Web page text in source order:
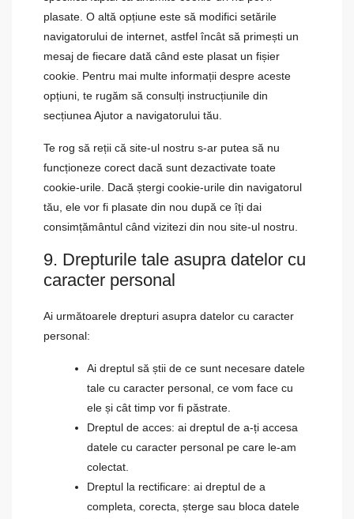
plasate. O altă opțiune este să modifici setările
navigatorului de internet, astfel încât să primești un
mesaj de fiecare dată când este plasat un fișier
cookie. Pentru mai multe informații despre aceste
opțiuni, te rugăm să consulți instrucțiunile din
secțiunea Ajutor a navigatorului tău.
Te rog să reții că site-ul nostru s-ar putea să nu
funcționeze corect dacă sunt dezactivate toate
cookie-urile. Dacă ștergi cookie-urile din navigatorul
tău, ele vor fi plasate din nou după ce îți dai
consimțământul când vizitezi din nou site-ul nostru.
9. Drepturile tale asupra datelor cu
caracter personal
Ai următoarele drepturi asupra datelor cu caracter
personal:
Ai dreptul să știi de ce sunt necesare datele
tale cu caracter personal, ce vom face cu
ele și cât timp vor fi păstrate.
Dreptul de acces: ai dreptul de a-ți accesa
datele cu caracter personal pe care le-am
colectat.
Dreptul la rectificare: ai dreptul de a
completa, corecta, șterge sau bloca datele